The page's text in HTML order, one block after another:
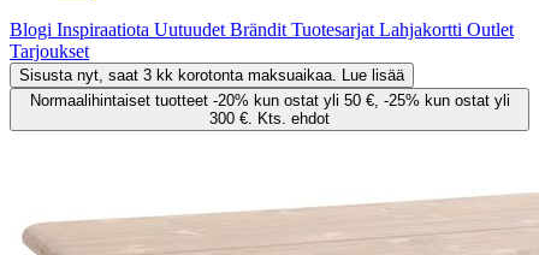
Blogi Inspiraatiota Uutuudet Brändit Tuotesarjat Lahjakortti Outlet
Tarjoukset
Sisusta nyt, saat 3 kk korotonta maksuaikaa. Lue lisää
Normaalihintaiset tuotteet -20% kun ostat yli 50 €, -25% kun ostat yli
300 €. Kts. ehdot